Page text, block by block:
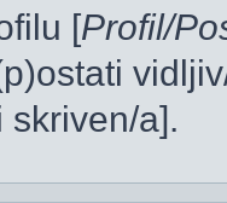
[Profil/
skriven/a].